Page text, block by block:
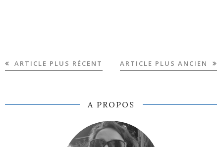
ARTICLE PLUS RÉCENT ARTICLE PLUS ANCIEN
A PROPOS